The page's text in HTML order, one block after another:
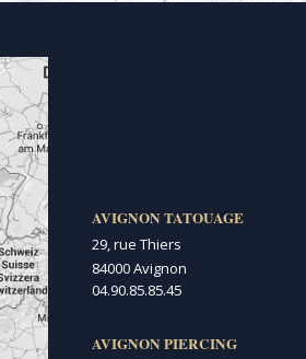
AVIGNON TATOUAGE
29, rue Thiers
84000 Avignon
04.90.85.85.45
AVIGNON PIERCING